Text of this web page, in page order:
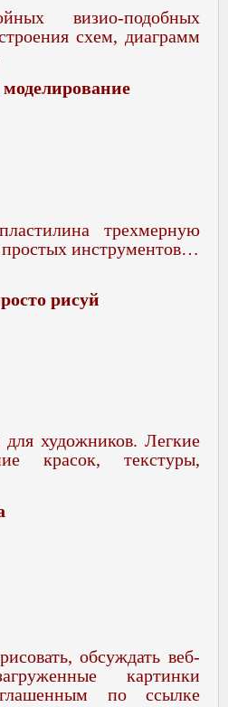
визио-подобных
схем, диаграмм
трехмерную
инструментов…
рисуй
для художников. Легкие
красок, текстуры,
обсуждать веб-
картинки
по ссылке